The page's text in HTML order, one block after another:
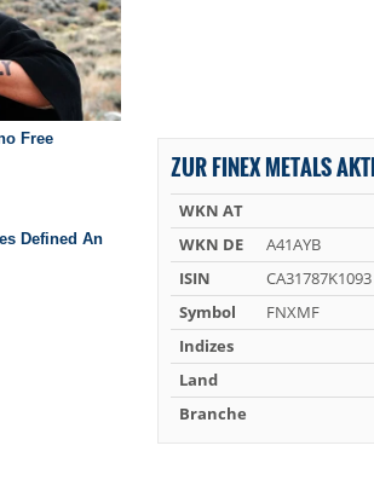
ZUR FINEX METALS
WKN AT
WKN DE
A41AYB
ISIN
CA31787K1093
Symbol
FNXMF
Indizes
Land
Branche